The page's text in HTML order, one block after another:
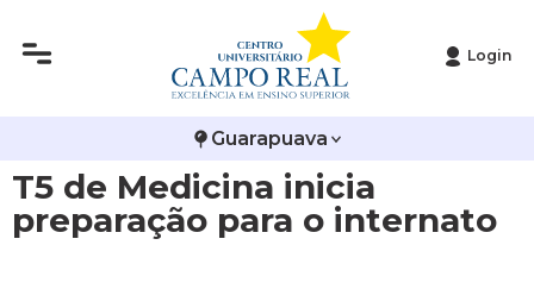
Login
Guarapuava
T5 de Medicina inicia
preparação para o internato
Infraestrutura
Arquitetura e Urbanismo
Biomedicina
Vestibular de Inverno
Vestibular de Medicina
2ª Via de Boleto
Atestado de Matrícula
Atividades Complementares e Sociais
Avalie a Campo Real
Bolsas e Incentivos
CPA